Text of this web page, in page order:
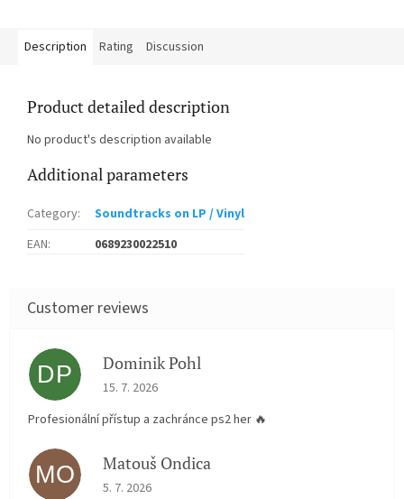
Description Rating Discussion
Product detailed description
No product's description available
Additional parameters
Category:
Soundtracks on LP / Vinyl
EAN: 0689230022510
DP Dominik Pohl
The store rating is 5 out of 5 stars.
15. 7. 2026
Profesionální přístup a zachránce ps2 her 🔥
MO Matouš Ondica
The store rating is 5 out of 5 stars.
5. 7. 2026